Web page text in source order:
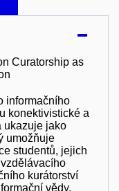
Curatorship as
informačního
konektivistické a
ukazuje jako
umožňuje
studentů, jejich
kurátorství
vědy,